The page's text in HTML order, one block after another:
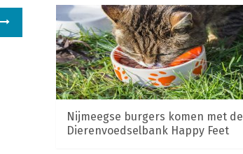
Nijmeegse burgers komen met de
Dierenvoedselbank Happy Feet